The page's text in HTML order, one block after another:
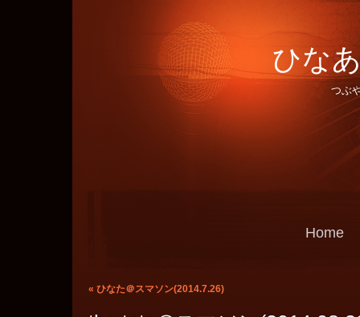
ひな
つぶ
Home
« ひなた＠スマソン(2014.7.26)